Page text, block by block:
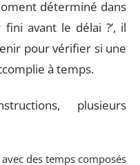
déterminé dans
avant le délai ?’, il
pour vérifier si une
à temps.
plusieurs
des temps composés